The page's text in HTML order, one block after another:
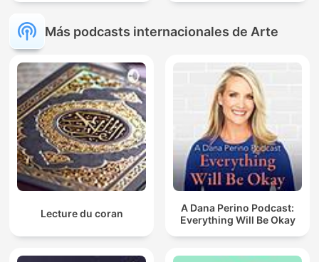
Más podcasts internacionales de Arte
Lecture du coran
A Dana Perino Podcast:
Everything Will Be Okay